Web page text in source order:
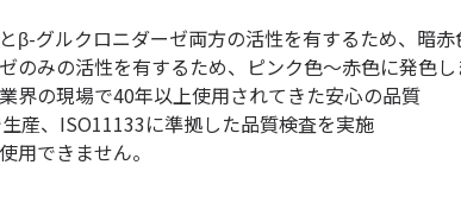
グルクロニダーゼ両方の活性を有するため、暗赤
みの活性を有するため、ピンク色～赤色に発色し
界の現場で40年以上使用されてきた安心の品質
産、ISO11133に準拠した品質検査を実施
できません。